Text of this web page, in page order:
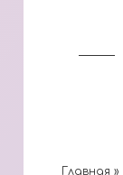
Главная »